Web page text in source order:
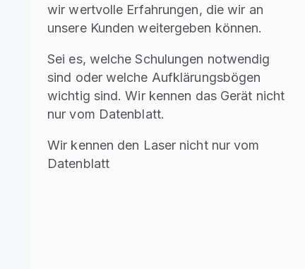
wir wertvolle Erfahrungen, die wir an
unsere Kunden weitergeben können.
Sei es, welche Schulungen notwendig
sind oder welche Aufklärungsbögen
wichtig sind. Wir kennen das Gerät nicht
nur vom Datenblatt.
Wir kennen den Laser nicht nur vom
Datenblatt